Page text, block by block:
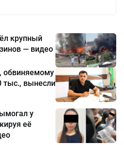
крупный
— видео
обвиняемому
тыс., вынесли
у
её